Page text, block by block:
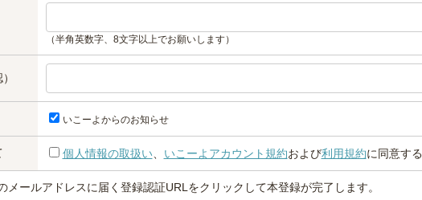
（半角英数字、8文字以上でお願いします）
いこーよからのお知らせ
個人情報の取扱い、 いこーよアカウント規約および利用規約に同意する
メールアドレスに届く登録認証URLをクリックして本登録が完了します。